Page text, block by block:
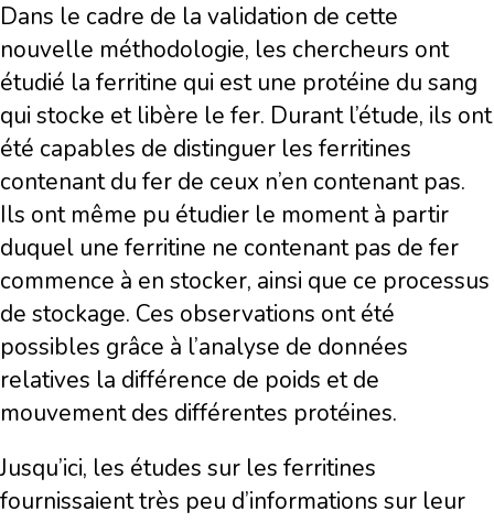
Dans le cadre de la validation de cette
nouvelle méthodologie, les chercheurs ont
étudié la ferritine qui est une protéine du sang
qui stocke et libère le fer. Durant l’étude, ils ont
été capables de distinguer les ferritines
contenant du fer de ceux n’en contenant pas.
Ils ont même pu étudier le moment à partir
duquel une ferritine ne contenant pas de fer
commence à en stocker, ainsi que ce processus
de stockage. Ces observations ont été
possibles grâce à l’analyse de données
relatives la différence de poids et de
mouvement des différentes protéines.
Jusqu’ici, les études sur les ferritines
fournissaient très peu d’informations sur leur